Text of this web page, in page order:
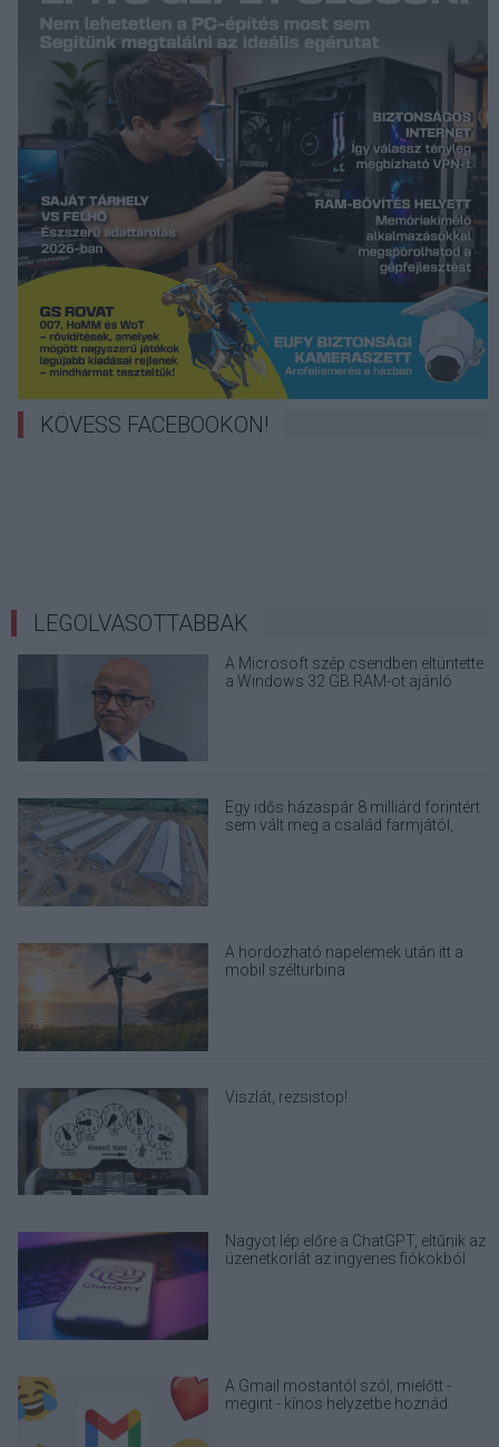
KÖVESS FACEBOOKON!
LEGOLVASOTTABBAK
A Microsoft szép csendben eltüntette
a Windows 32 GB RAM-ot ajánló
Egy idős házaspár 8 milliárd forintért
sem vált meg a család farmjától,
A hordozható napelemek után itt a
mobil szélturbina
Viszlát, rezsistop!
Nagyot lép előre a ChatGPT, eltűnik az
üzenetkorlát az ingyenes fiókokból
A Gmail mostantól szól, mielőtt -
megint - kínos helyzetbe hoznád